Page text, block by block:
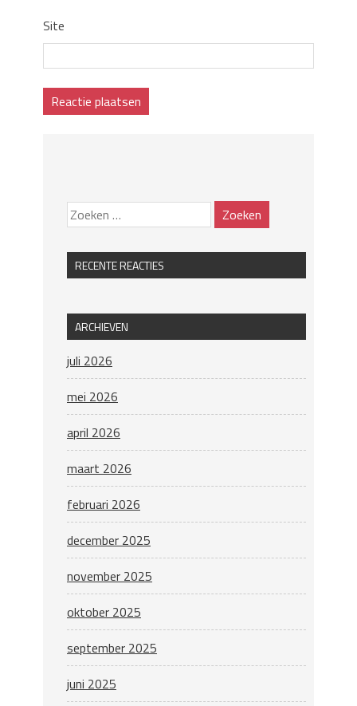
Site
RECENTE REACTIES
ARCHIEVEN
juli 2026
mei 2026
april 2026
maart 2026
februari 2026
december 2025
november 2025
oktober 2025
september 2025
juni 2025